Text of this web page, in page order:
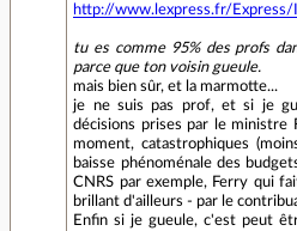
http://www.lexpress.fr/Express/
tu es comme 95% des profs
parce que ton voisin gueule.
mais bien sûr, et la marmotte...
je ne suis pas prof, et si je
décisions prises par le ministre
moment, catastrophiques
baisse phénoménale des
CNRS par exemple, Ferry qui
brillant d'ailleurs - par le
Enfin si je gueule, c'est peut